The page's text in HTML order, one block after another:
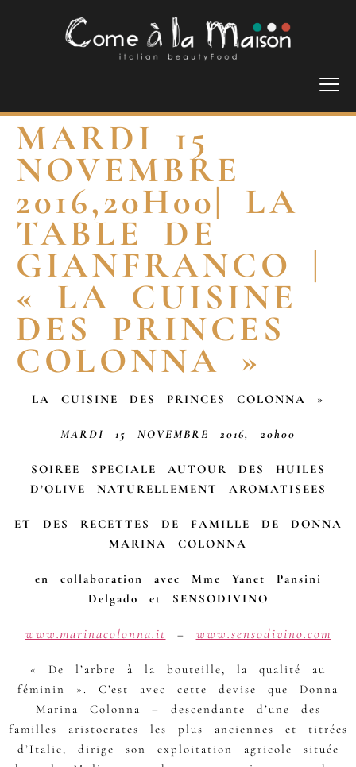
MARDI 15
NOVEMBRE
2016,20H00| LA
TABLE DE
GIANFRANCO |
« LA CUISINE
DES PRINCES
COLONNA »
LA CUISINE DES PRINCES COLONNA »
MARDI 15 NOVEMBRE 2016, 20h00
SOIREE SPECIALE AUTOUR DES HUILES
D’OLIVE NATURELLEMENT AROMATISEES
ET DES RECETTES DE FAMILLE DE DONNA
MARINA COLONNA
en collaboration avec Mme Yanet Pansini
Delgado et SENSODIVINO
www.marinacolonna.it – www.sensodivino.com
« De l’arbre à la bouteille, la qualité au
féminin ». C’est avec cette devise que Donna
Marina Colonna – descendante d’une des
familles aristocrates les plus anciennes et titrées
d’Italie, dirige son exploitation agricole située